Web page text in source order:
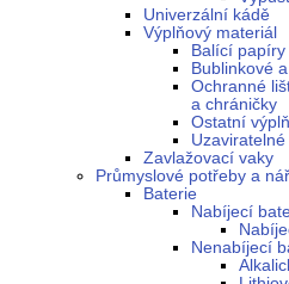
Univerzální kádě
Výplňový materiál
Balící
Bublinkové
Ochranné
a chráničky
Ostatní
Zavlažovací vaky
Průmyslové potřeby a
Baterie
Nabíjecí
Nenabíjecí